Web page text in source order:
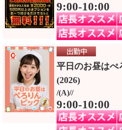
9:00-10:00
平日のお昼はぺ
(2026)
/(A)//
9:00-10:00